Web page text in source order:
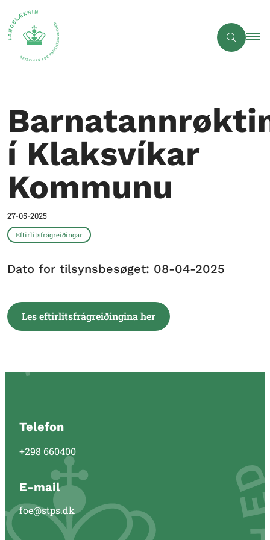
í Klaksvíkar
Kommunu
27-05-2025
Eftirlitsfrágreiðingar
Dato for tilsynsbesøget: 08-04-2025
Les eftirlitsfrágreiðingina her
Telefon
+298 660400
E-mail
foe@stps.dk